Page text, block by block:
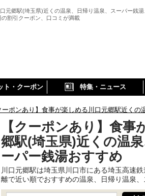
元郷駅(埼玉県)近くの温泉、日帰り温泉、スーパー銭湯
割引クーポン、口コミが満載
ト・クーポン 特集・ニュース
ーポンあり】食事が楽しめる川口元郷駅近く
【クーポンあり】食事
郷駅(埼玉県)近くの温
ーパー銭湯おすすめ
川口元郷駅は埼玉県川口市にある埼玉高速
離で近い順でおすすめの温泉、日帰り温泉、